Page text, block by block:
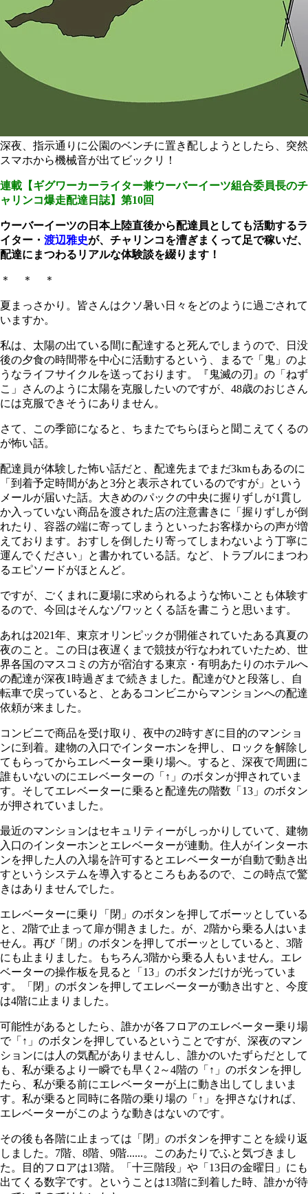
深夜、指示通りに公園のベンチに置き配しようとしたら、突然
スマホから機械音が出てビックリ！
連載【ギグワーカーライター兼ウーバーイーツ組合委員長のチ
ャリンコ爆走配達日誌】第10回
ウーバーイーツの日本上陸直後から配達員としても活動するラ
イター・ 渡辺雅史が、チャリンコを漕ぎまくって足で稼いだ、
配達にまつわるリアルな体験談を綴ります！
＊ ＊ ＊
夏まっさかり。皆さんはクソ暑い日々をどのように過ごされて
いますか。
私は、太陽の出ている間に配達すると死んでしまうので、日没
後の夕食の時間帯を中心に活動するという、まるで「鬼」のよ
うなライフサイクルを送っております。『鬼滅の刃』の「ねず
こ」さんのように太陽を克服したいのですが、48歳のおじさん
には克服できそうにありません。
さて、この季節になると、ちまたでちらほらと聞こえてくるの
が怖い話。
配達員が体験した怖い話だと、配達先までまだ3kmもあるのに
「到着予定時間があと3分と表示されているのですが」という
メールが届いた話。大きめのパックの中央に握りずしが1貫し
か入っていない商品を渡された店の注意書きに「握りずしが倒
れたり、容器の端に寄ってしまうといったお客様からの声が増
えております。おすしを倒したり寄ってしまわないよう丁寧に
運んでください」と書かれている話。など、トラブルにまつわ
るエピソードがほとんど。
ですが、ごくまれに夏場に求められるような怖いことも体験す
るので、今回はそんなゾワッとくる話を書こうと思います。
あれは2021年、東京オリンピックが開催されていたある真夏の
夜のこと。この日は夜遅くまで競技が行なわれていたため、世
界各国のマスコミの方が宿泊する東京・有明あたりのホテルへ
の配達が深夜1時過ぎまで続きました。配達がひと段落し、自
転車で戻っていると、とあるコンビニからマンションへの配達
依頼が来ました。
コンビニで商品を受け取り、夜中の2時すぎに目的のマンショ
ンに到着。建物の入口でインターホンを押し、ロックを解除し
てもらってからエレベーター乗り場へ。すると、深夜で周囲に
誰もいないのにエレベーターの「↑」のボタンが押されていま
す。そしてエレベーターに乗ると配達先の階数「13」のボタン
が押されていました。
最近のマンションはセキュリティーがしっかりしていて、建物
入口のインターホンとエレベーターが連動。住人がインターホ
ンを押した人の入場を許可するとエレベーターが自動で動き出
すというシステムを導入するところもあるので、この時点で驚
きはありませんでした。
エレベーターに乗り「閉」のボタンを押してボーッとしている
と、2階で止まって扉が開きました。が、2階から乗る人はいま
せん。再び「閉」のボタンを押してボーッとしていると、3階
にも止まりました。もちろん3階から乗る人もいません。エレ
ベーターの操作板を見ると「13」のボタンだけが光っていま
す。「閉」のボタンを押してエレベーターが動き出すと、今度
は4階に止まりました。
可能性があるとしたら、誰かが各フロアのエレベーター乗り場
で「↑」のボタンを押しているということですが、深夜のマン
ションには人の気配がありませんし、誰かのいたずらだとして
も、私が乗るより一瞬でも早く2～4階の「↑」のボタンを押し
たら、私が乗る前にエレベーターが上に動き出してしまいま
す。私が乗ると同時に各階の乗り場の「↑」を押さなければ、
エレベーターがこのような動きはないのです。
その後も各階に止まっては「閉」のボタンを押すことを繰り返
しました。7階、8階、9階......。このあたりでふと気づきまし
た。目的フロアは13階。「十三階段」や「13日の金曜日」にも
出てくる数字です。ということは13階に到着した時、誰かが待